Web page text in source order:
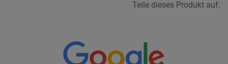
Teile dieses Produkt auf: